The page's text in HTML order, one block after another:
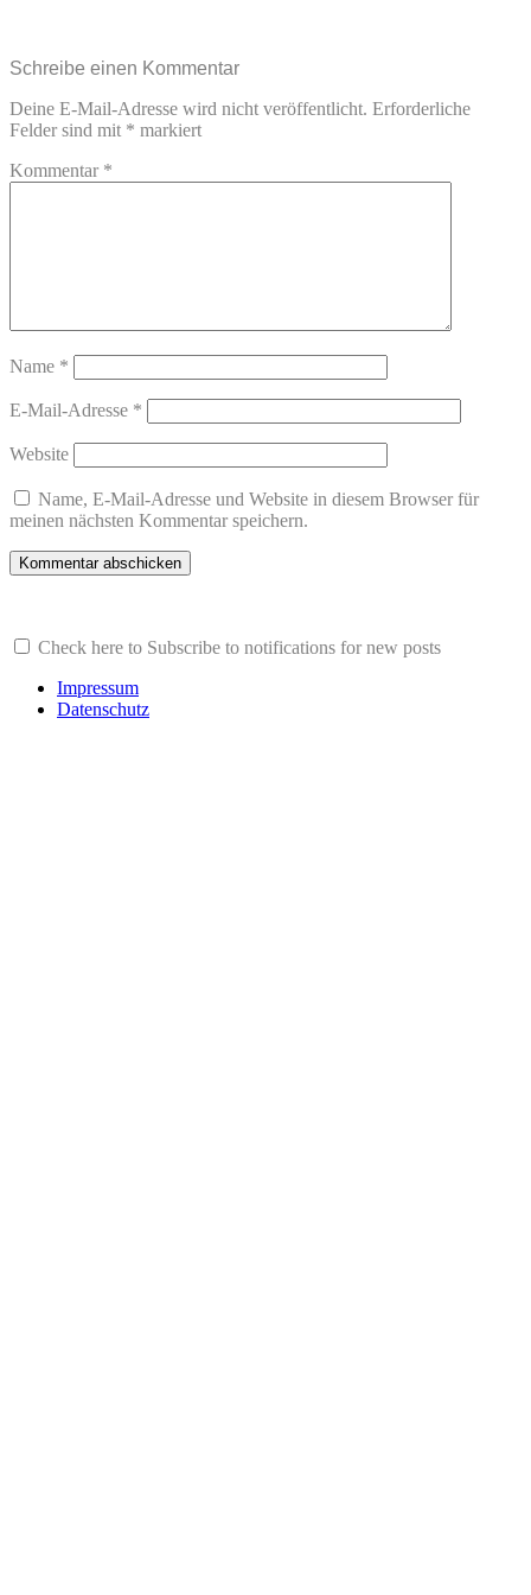
Schreibe einen Kommentar
Deine E-Mail-Adresse wird nicht veröffentlicht. Erforderliche
Felder sind mit * markiert
Kommentar *
Name *
E-Mail-Adresse *
Website
Name, E-Mail-Adresse und Website in diesem Browser für
meinen nächsten Kommentar speichern.
Check here to Subscribe to notifications for new posts
Impressum
Datenschutz